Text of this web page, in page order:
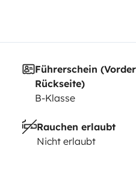
Führerschein
Rückseite)
B-Klasse
Rauchen erlaubt
Nicht erlaubt